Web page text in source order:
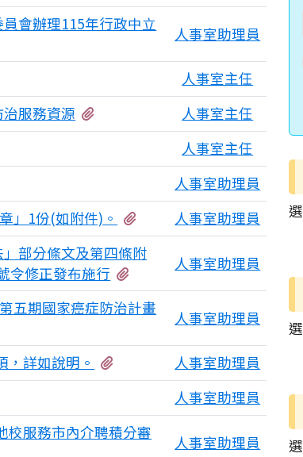
會辦理115年行政中立
人事室助理員
人事室主任
服務資源 人事室主任
人事室主任
人事室助理員
」1份(如附件)。 有6個附檔人事室助理員
部分條文及第四條附
令修正發布施行
有4個附檔人事室助理員
五期國家癌症防治計畫
人事室助理員
，詳如說明。 有4個附檔人事室助理員
人事室助理員
校服務市內介聘積分審
人事室助理員